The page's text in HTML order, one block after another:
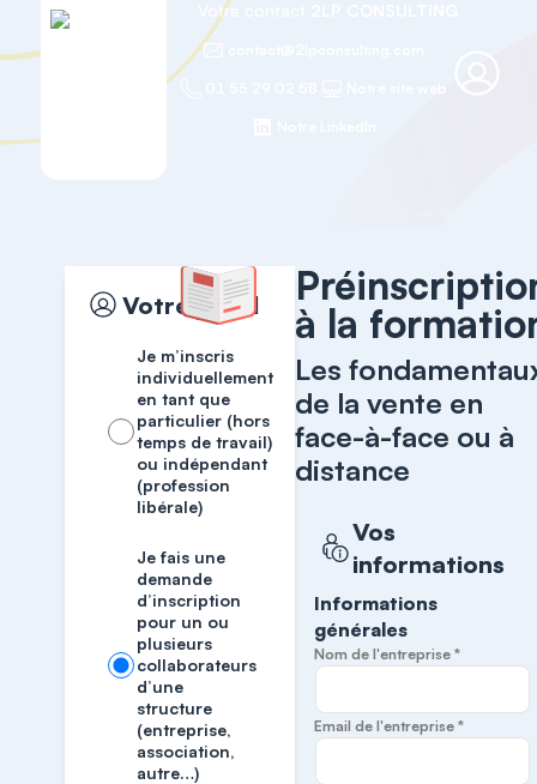
Votre contact
Votre profil
Je m’inscris
individuellement
en tant que
particulier (hors
temps de travail)
ou indépendant
(profession
libérale)
Je fais une
demande
d’inscription
pour un ou
plusieurs
collaborateurs
d’une
structure
(entreprise,
association,
autre…)
à la
Les
de la vente en
face-à-face ou à
distance
Vos
informations
Informations
générales
Nom de l'entreprise *
Email de l'entreprise *